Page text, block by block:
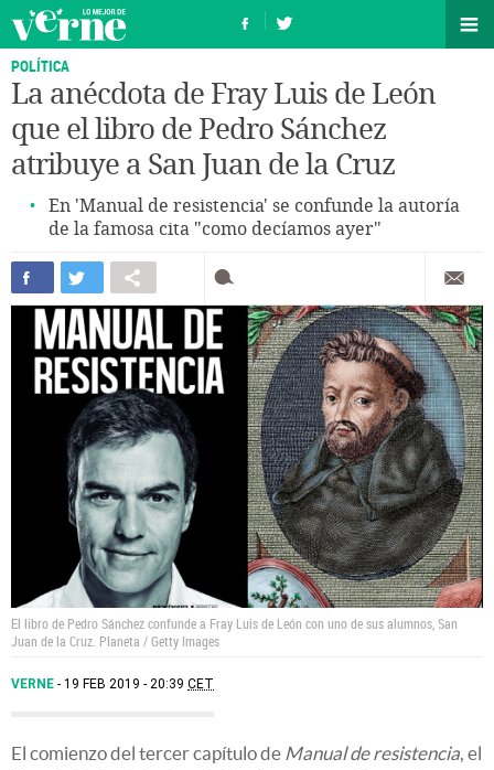
POLÍTICA
La anécdota de Fray Luis de León
que el libro de Pedro Sánchez
atribuye a San Juan de la Cruz
En 'Manual de resistencia' se confunde la autoría
de la famosa cita "como decíamos ayer"
El libro de Pedro Sánchez confunde a Fray Luis de León con uno de sus alumnos, San
Juan de la Cruz. Planeta / Getty Images
VERNE 19 FEB 2019 - 20:39 CET
El comienzo del tercer capítulo de Manual de resistencia, el